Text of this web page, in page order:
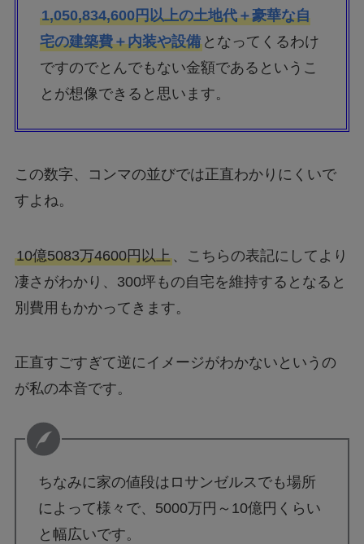
1,050,834,600円以上の土地代＋豪華な自
宅の建築費＋内装や設備となってくるわけ
ですのでとんでもない金額であるというこ
とが想像できると思います。
この数字、コンマの並びでは正直わかりにくいで
すよね。
10億5083万4600円以上、こちらの表記にしてより
凄さがわかり、300坪もの自宅を維持するとなると
別費用もかかってきます。
正直すごすぎて逆にイメージがわかないというの
が私の本音です。
ちなみに家の値段はロサンゼルスでも場所
によって様々で、5000万円～10億円くらい
と幅広いです。